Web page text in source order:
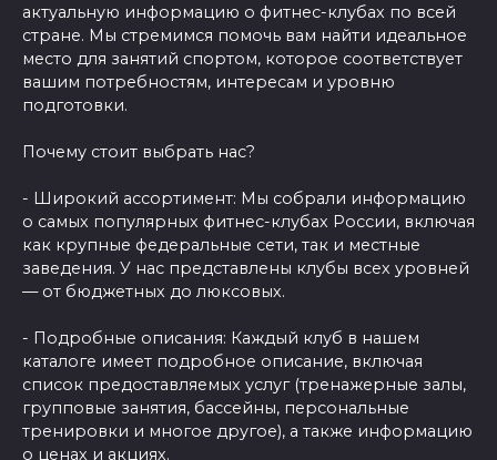
актуальную информацию о фитнес-клубах по всей
стране. Мы стремимся помочь вам найти идеальное
место для занятий спортом, которое соответствует
вашим потребностям, интересам и уровню
подготовки.
Почему стоит выбрать нас?
- Широкий ассортимент: Мы собрали информацию
о самых популярных фитнес-клубах России, включая
как крупные федеральные сети, так и местные
заведения. У нас представлены клубы всех уровней
— от бюджетных до люксовых.
- Подробные описания: Каждый клуб в нашем
каталоге имеет подробное описание, включая
список предоставляемых услуг (тренажерные залы,
групповые занятия, бассейны, персональные
тренировки и многое другое), а также информацию
о ценах и акциях.